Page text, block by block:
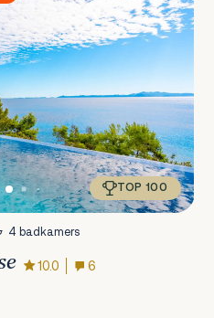
TOP 100
4 badkamers
10.0 6